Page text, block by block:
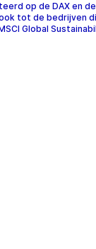
op de DAX en
tot de bedrijven
Global